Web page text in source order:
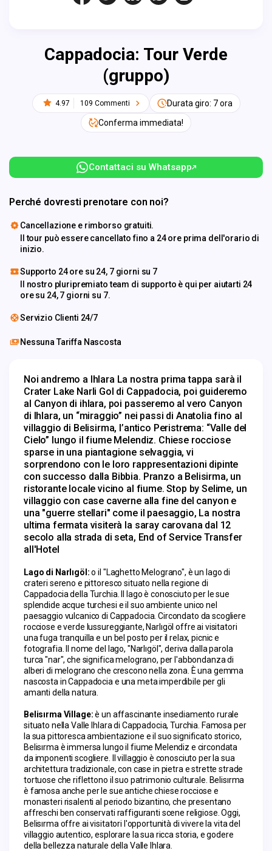
Cappadocia: Tour Verde
(gruppo)
4.97 109 Commenti
Durata giro: 7 ora
Conferma immediata!
Contattaci su Whatsapp
Perché dovresti prenotare con noi?
Cancellazione e rimborso gratuiti.
Il tour può essere cancellato fino a 24 ore prima dell'orario di
inizio.
Supporto 24 ore su 24, 7 giorni su 7
Il nostro pluripremiato team di supporto è qui per aiutarti 24
ore su 24, 7 giorni su 7.
Servizio Clienti 24/7
Nessuna Tariffa Nascosta
Noi andremo a Ihlara La nostra prima tappa sarà il
Crater Lake Narli Gol di Cappadocia, poi guideremo
al Canyon di ihlara, poi passeremo al vero Canyon
di Ihlara, un “miraggio” nei passi di Anatolia fino al
villaggio di Belisirma, l’antico Peristrema: “Valle del
Cielo” lungo il fiume Melendiz. Chiese rocciose
sparse in una piantagione selvaggia, vi
sorprendono con le loro rappresentazioni dipinte
con successo dalla Bibbia. Pranzo a Belisirma, un
ristorante locale vicino al fiume. Stop by Selime, un
villaggio con case caverne alla fine del canyon e
una "guerre stellari" come il paesaggio, La nostra
ultima fermata visiterà la saray carovana dal 12
secolo alla strada di seta, End of Service Transfer
all'Hotel
Lago di Narlıgöl: o il "Laghetto Melograno", è un lago di
crateri sereno e pittoresco situato nella regione di
Cappadocia della Turchia. Il lago è conosciuto per le sue
splendide acque turchesi e il suo ambiente unico nel
paesaggio vulcanico di Cappadocia. Circondato da scogliere
rocciose e verde lussureggiante, Narlıgöl offre ai visitatori
una fuga tranquilla e un bel posto per il relax, picnic e
fotografia. Il nome del lago, "Narlıgöl", deriva dalla parola
turca "nar", che significa melograno, per l'abbondanza di
alberi di melograno che crescono nella zona. È una gemma
nascosta in Cappadocia e una meta imperdibile per gli
amanti della natura.
Belisırma Village: è un affascinante insediamento rurale
situato nella Valle Ihlara di Cappadocia, Turchia. Famosa per
la sua pittoresca ambientazione e il suo significato storico,
Belisırma è immersa lungo il fiume Melendiz e circondata
da imponenti scogliere. Il villaggio è conosciuto per la sua
architettura tradizionale, con case in pietra e strette strade
tortuose che riflettono il suo patrimonio culturale. Belisırma
è famosa anche per le sue antiche chiese rocciose e
monasteri risalenti al periodo bizantino, che presentano
affreschi ben conservati raffiguranti scene religiose. Oggi,
Belisırma offre ai visitatori l'opportunità di vivere la vita del
villaggio autentico, esplorare la sua ricca storia, e godere
della bellezza naturale della Valle Ihlara.